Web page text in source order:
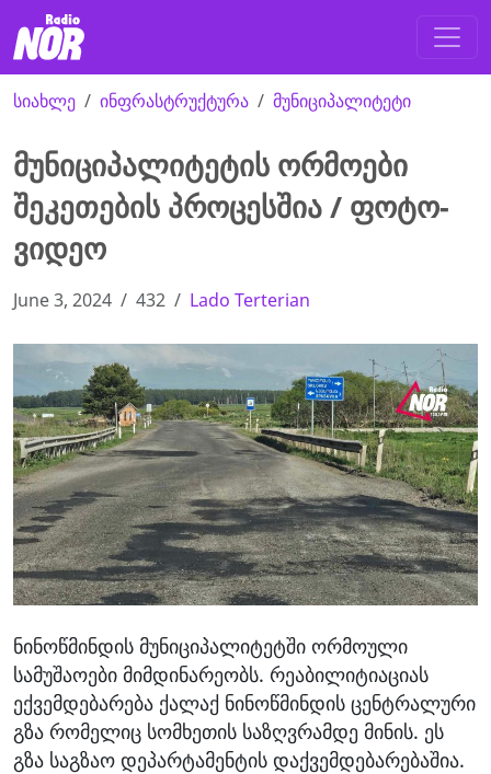
სიახლე ინფრასტრუქტურა მუნიციპალიტეტი
მუნიციპალიტეტის ორმოები
შეკეთების პროცესშია / ფოტო-
ვიდეო
June 3, 2024 432 Lado Terterian
ნინოწმინდის მუნიციპალიტეტში ორმოული
სამუშაოები მიმდინარეობს. რეაბილიტიაციას
ექვემდებარება ქალაქ ნინოწმინდის ცენტრალური
გზა რომელიც სომხეთის საზღვრამდე მინის. ეს
გზა საგზაო დეპარტამენტის დაქვემდებარებაშია.